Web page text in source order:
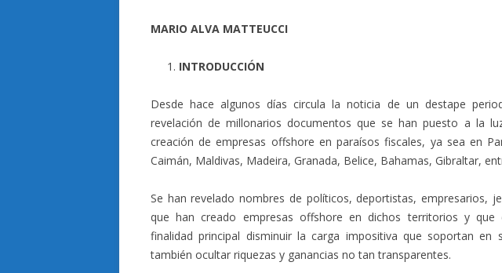
MARIO ALVA MATTEUCCI
INTRODUCCIÓN
Desde hace algunos días circula la noticia de un destape
revelación de millonarios documentos que se han puesto a la
creación de empresas offshore en paraísos fiscales, ya sea en
Caimán, Maldivas, Madeira, Granada, Belice, Bahamas, Gibraltar,
Se han revelado nombres de políticos, deportistas, empresarios,
que han creado empresas offshore en dichos territorios y que
finalidad principal disminuir la carga impositiva que soportan en
también ocultar riquezas y ganancias no tan transparentes.